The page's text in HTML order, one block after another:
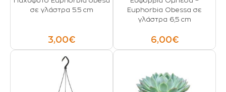
σε γλάστρα 5.5 cm
3,00€
Euphorbia Obessa σε
γλάστρα 6,5 cm
6,00€